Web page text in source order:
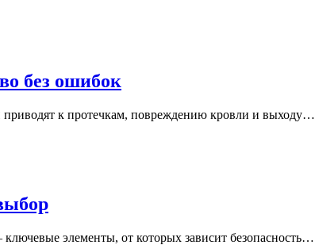
без ошибок
к протечкам, повреждению кровли и выходу…
элементы, от которых зависит безопасность…